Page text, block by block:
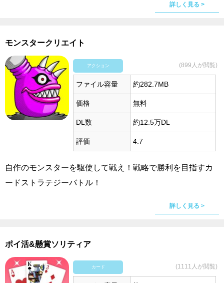
詳しく見る >
モンスタークリエイト
アクション (899人が閲覧)
ファイル容量 約282.7MB
価格 無料
DL数 約12.5万DL
評価 4.7
自作のモンスターを駆使して戦え！戦略で勝利を目指すカ
ードストラテジーバトル！
詳しく見る >
ポイ活&懸賞ソリティア
カード (1111人が閲覧)